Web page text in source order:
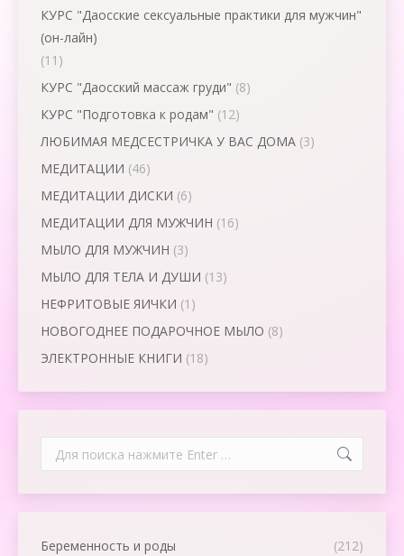
КУРС "Даосские сексуальные практики для мужчин"
(он-лайн)
(11)
КУРС "Даосский массаж груди" (8)
КУРС "Подготовка к родам" (12)
ЛЮБИМАЯ МЕДСЕСТРИЧКА У ВАС ДОМА (3)
МЕДИТАЦИИ (46)
МЕДИТАЦИИ ДИСКИ (6)
МЕДИТАЦИИ ДЛЯ МУЖЧИН (16)
МЫЛО ДЛЯ МУЖЧИН (3)
МЫЛО ДЛЯ ТЕЛА И ДУШИ (13)
НЕФРИТОВЫЕ ЯИЧКИ (1)
НОВОГОДНЕЕ ПОДАРОЧНОЕ МЫЛО (8)
ЭЛЕКТРОННЫЕ КНИГИ (18)
Search:
Беременность и роды
(212)